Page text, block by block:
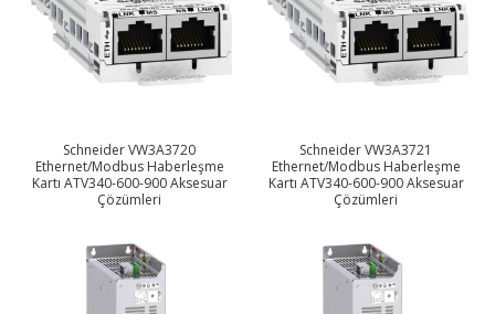
Schneider VW3A3720
Ethernet/Modbus Haberleşme
Kartı ATV340-600-900 Aksesuar
Çözümleri
Schneider VW3A3721
Ethernet/Modbus Haberleşme
Kartı ATV340-600-900 Aksesuar
Çözümleri